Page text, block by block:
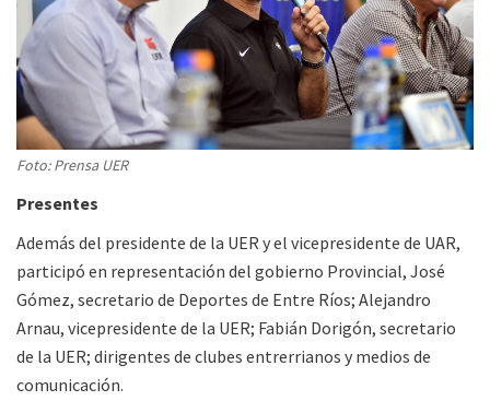
Foto: Prensa UER
Presentes
Además del presidente de la UER y el vicepresidente de UAR,
participó en representación del gobierno Provincial, José
Gómez, secretario de Deportes de Entre Ríos; Alejandro
Arnau, vicepresidente de la UER; Fabián Dorigón, secretario
de la UER; dirigentes de clubes entrerrianos y medios de
comunicación.